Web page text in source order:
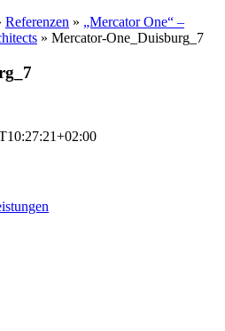
Referenzen » „Mercator One“ –
» Mercator-One_Duisburg_7